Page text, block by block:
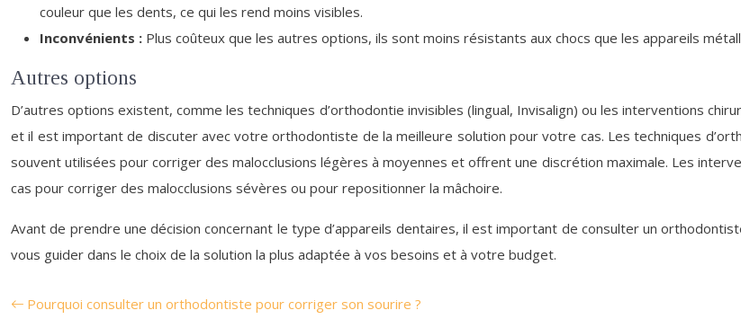
couleur que les dents, ce qui les rend moins visibles.
Inconvénients : Plus coûteux que les autres options, ils sont moins résistants aux chocs que les appareils
Autres options
D’autres options existent, comme les techniques d’orthodontie invisibles (lingual, Invisalign) ou les interventions
et il est important de discuter avec votre orthodontiste de la meilleure solution pour votre cas. Les techniques
souvent utilisées pour corriger des malocclusions légères à moyennes et offrent une discrétion maximale. Les
cas pour corriger des malocclusions sévères ou pour repositionner la mâchoire.
Avant de prendre une décision concernant le type d’appareils dentaires, il est important de consulter un
vous guider dans le choix de la solution la plus adaptée à vos besoins et à votre budget.
Pourquoi consulter un orthodontiste pour corriger son sourire ?